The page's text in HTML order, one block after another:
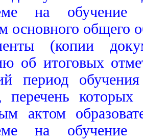
на обучение
основного общего
(копии
об итоговых
период
перечень которых
актом
на обучение